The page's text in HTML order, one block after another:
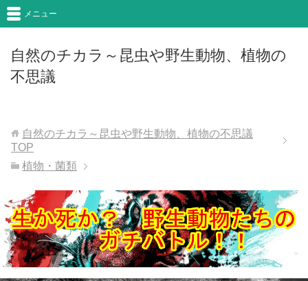
自然のチカラ～昆虫や野生動物、植物の
不思議
メニュー
自然のチカラ～昆虫や野生動物、植物の不思議
TOP
植物・菌類